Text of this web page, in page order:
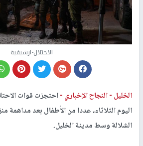
الاحتلال-ارشيفية
الخليل -النجاح الإخباري -احتجزت قوات
اليوم الثلاثاء، عددا من الأطفال بعد مداهمة
الشلالة وسط مدينة الخليل.